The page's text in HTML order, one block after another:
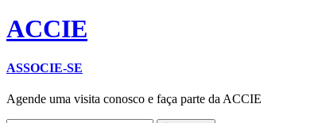
ACCIE
ASSOCIE-SE
Agende uma visita conosco e faça parte da ACCIE